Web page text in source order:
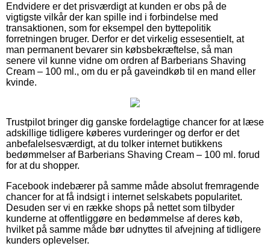
Endvidere er det prisværdigt at kunden er obs på de
vigtigste vilkår der kan spille ind i forbindelse med
transaktionen, som for eksempel den byttepolitik
forretningen bruger. Derfor er det virkelig essesentielt, at
man permanent bevarer sin købsbekræftelse, så man
senere vil kunne vidne om ordren af Barberians Shaving
Cream – 100 ml., om du er på gaveindkøb til en mand eller
kvinde.
Trustpilot bringer dig ganske fordelagtige chancer for at læse
adskillige tidligere køberes vurderinger og derfor er det
anbefalelsesværdigt, at du tolker internet butikkens
bedømmelser af Barberians Shaving Cream – 100 ml. forud
for at du shopper.
Facebook indebærer på samme måde absolut fremragende
chancer for at få indsigt i internet selskabets popularitet.
Desuden ser vi en række shops på nettet som tilbyder
kunderne at offentliggøre en bedømmelse af deres køb,
hvilket på samme måde bør udnyttes til afvejning af tidligere
kunders oplevelser.